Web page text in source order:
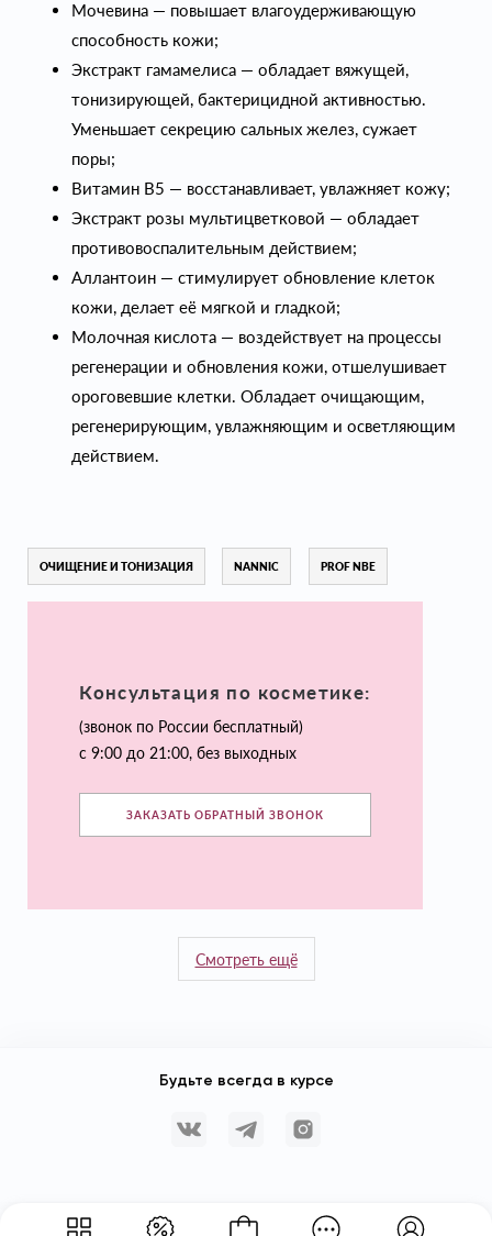
Мочевина — повышает влагоудерживающую
способность кожи;
Экстракт гамамелиса — обладает вяжущей,
тонизирующей, бактерицидной активностью.
Уменьшает секрецию сальных желез, сужает
поры;
Витамин B5 — восстанавливает, увлажняет кожу;
Экстракт розы мультицветковой — обладает
противовоспалительным действием;
Аллантоин — стимулирует обновление клеток
кожи, делает её мягкой и гладкой;
Молочная кислота — воздействует на процессы
регенерации и обновления кожи, отшелушивает
ороговевшие клетки. Обладает очищающим,
регенерирующим, увлажняющим и осветляющим
действием.
ОЧИЩЕНИЕ И ТОНИЗАЦИЯ NANNIC PROF NBE
Консультация по косметике:
(звонок по России бесплатный)
с 9:00 до 21:00, без выходных
ЗАКАЗАТЬ ОБРАТНЫЙ ЗВОНОК
Смотреть ещё
Будьте всегда в курсе